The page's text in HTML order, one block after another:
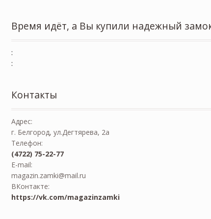
Время идёт, а Вы купили надежный
:
:
Контакты
Адрес:
г. Белгород, ул.Дегтярева, 2а
Телефон:
(4722) 75-22-77
E-mail:
magazin.zamki@mail.ru
ВКонтакте:
https://vk.com/magazinzamki